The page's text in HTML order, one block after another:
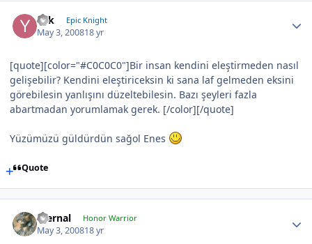
Yek Epic Knight
May 3, 200818 yr
[quote][color="#C0C0C0"]Bir insan kendini eleştirmeden nasıl
gelişebilir? Kendini eleştiriceksin ki sana laf gelmeden eksini
görebilesin yanlışını düzeltebilesin. Bazı şeyleri fazla
abartmadan yorumlamak gerek. [/color][/quote]
Yüzümüzü güldürdün sağol Enes
Quote
Eternal Honor Warrior
May 3, 200818 yr